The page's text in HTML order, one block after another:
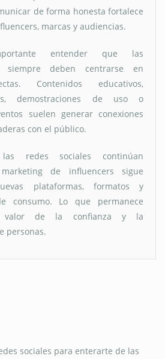
de forma honesta fortalece
marcas y audiencias.
entender que las
siempre deben centrarse en
Contenidos educativos,
demostraciones de uso o
suelen generar conexiones
con el público.
redes sociales continúan
de influencers sigue
plataformas, formatos y
consumo. Lo que permanece
valor de la confianza y la
personas.
sociales para enterarte de las